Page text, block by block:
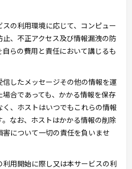
の利用環境に応じて、コンピュー
、不正アクセス及び情報漏洩の防
らの費用と責任において講じるも
したメッセージその他の情報を運
合であっても、かかる情報を保存
、ホストはいつでもこれらの情報
なお、ホストはかかる情報の削除
について一切の責任を負いませ
用開始に際し又は本サービスの利